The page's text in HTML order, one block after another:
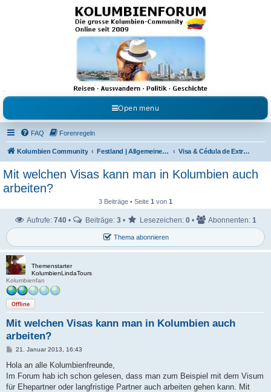
Kolumbienforum - Das
grosse Forum der
Freunde Kolumbiens
Reisen, Auswandern, Kultur, Politik, Geschichte und Visum in Kolumbien und Venezuela.
Austausch, Erfahrungen und Gemeinschaft im Kolumbienforum
Open menu
FAQ Forenregeln
Kolumbien Community Festland | Allgemeine Fragen Visa & Cédula de Extranjería
Mit welchen Visas kann man in Kolumbien auch
arbeiten?
3 Beiträge • Seite 1 von 1
Thema abonnieren
Aufrufe: 740 • Beiträge: 3 • Lesezeichen: 0 • Abonnenten: 1
Themenstarter
KolumbienLindaTours
Kolumbienfan
Offline
Mit welchen Visas kann man in Kolumbien auch
arbeiten?
B
i
r
a
21. Januar 2013, 16:43
Hola an alle Kolumbienfreunde,
Im Forum hab ich schon gelesen, dass man zum Beispiel mit dem Visum
für Ehepartner oder langfristige Partner auch arbeiten gehen kann. Mit